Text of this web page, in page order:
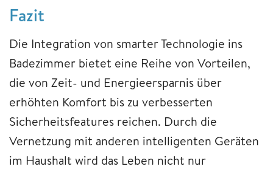
Fazit
Die Integration von smarter Technologie ins
Badezimmer bietet eine Reihe von Vorteilen,
die von Zeit- und Energieersparnis über
erhöhten Komfort bis zu verbesserten
Sicherheitsfeatures reichen. Durch die
Vernetzung mit anderen intelligenten Geräten
im Haushalt wird das Leben nicht nur